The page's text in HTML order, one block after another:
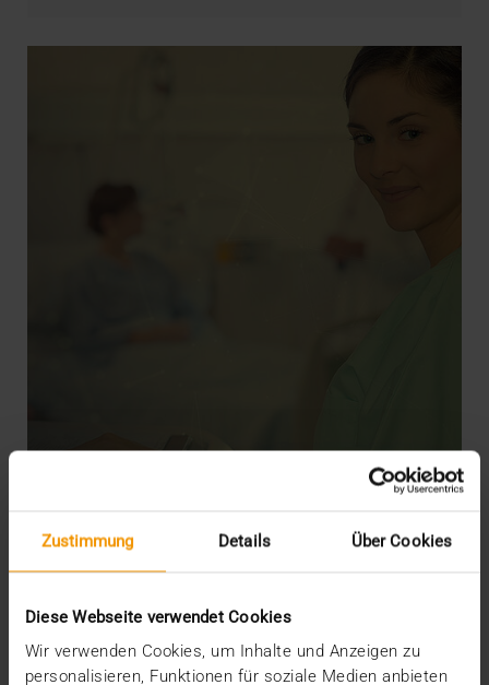
Zustimmung Details Über Cookies
Diese Webseite verwendet Cookies
Wir verwenden Cookies, um Inhalte und Anzeigen zu
personalisieren, Funktionen für soziale Medien anbieten
MD-Kommunikation: Frist läuft ab
07.06.2022
Ab dem 1. Juli 2022 stellen die Medizinischen
Dienste endgültig auf die digitale Kommunikation
über…